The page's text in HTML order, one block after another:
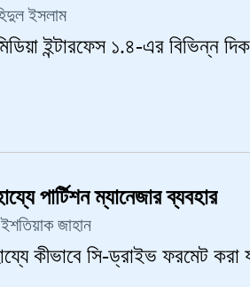
ইসলাম
ইন্টারফেস ১.৪-এর বিভিন্ন
পার্টিশন ম্যানেজার ব্যবহার
জাহান
কীভাবে সি-ড্রাইভ ফরমেট করা